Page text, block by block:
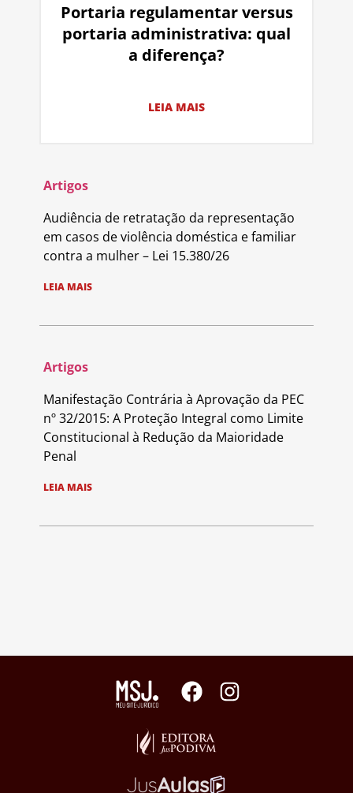
Portaria regulamentar versus
portaria administrativa: qual
a diferença?
LEIA MAIS
Artigos
Audiência de retratação da representação
em casos de violência doméstica e familiar
contra a mulher – Lei 15.380/26
LEIA MAIS
Artigos
Manifestação Contrária à Aprovação da PEC
nº 32/2015: A Proteção Integral como Limite
Constitucional à Redução da Maioridade
Penal
LEIA MAIS